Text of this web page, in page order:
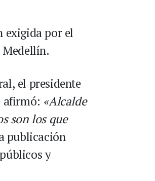
exigida por el
Medellín.
el presidente
afirmó: «Alcalde
son los que
publicación
y